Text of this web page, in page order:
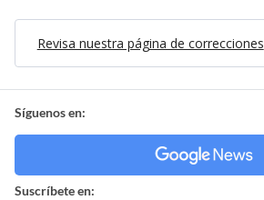
Revisa nuestra página de correcciones
Síguenos en:
Suscríbete en: